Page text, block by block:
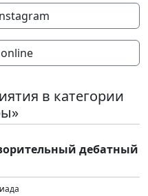
в категории
дебатный